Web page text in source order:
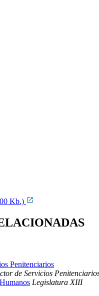
Kb.)
Penitenciarios
de Servicios
Legislatura XIII